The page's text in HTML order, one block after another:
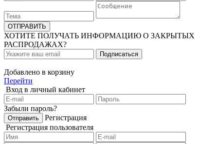
ХОТИТЕ ПОЛУЧАТЬ ИНФОРМАЦИЮ О ЗАКРЫТЫХ
РАСПРОДАЖАХ?
Добавлено в корзину
Перейти
Вход в личный кабинет
Забыли пароль?
Регистрация
Регистрация пользователя